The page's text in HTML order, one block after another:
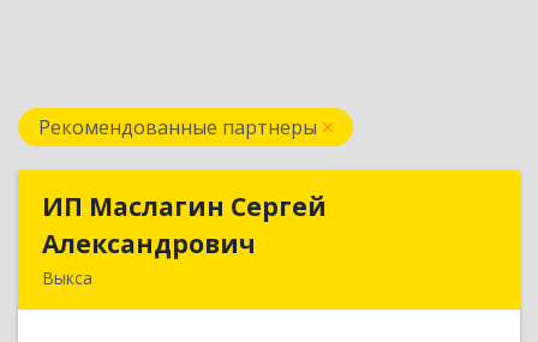
Рекомендованные партнеры
ИП Маслагин Сергей
Александрович
Выкса
ИП Маслагин Сергей